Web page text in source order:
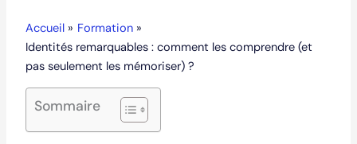
Accueil
Formation
Identités remarquables : comment les comprendre (et
pas seulement les mémoriser) ?
Sommaire